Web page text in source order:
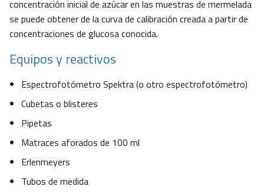
concentración inicial de azúcar en las muestras de mermelada
se puede obtener de la curva de calibración creada a partir de
concentraciones de glucosa conocida.
Equipos y reactivos
Espectrofotómetro Spektra (o otro espectrofotómetro)
Cubetas o blisteres
Pipetas
Matraces aforados de 100 ml
Erlenmeyers
Tubos de medida